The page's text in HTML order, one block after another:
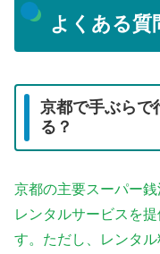
よくある質
京都で手ぶらで
る？
京都の主要スーパー
レンタルサービスを
す。ただし、レンタ